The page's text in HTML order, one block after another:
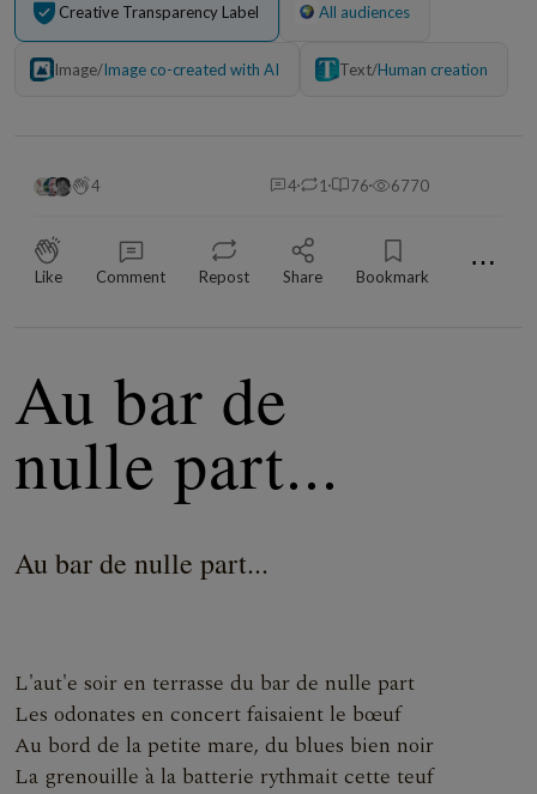
Creative Transparency Label All audiences
Image/Image co-created with AI Text/Human creation
4 4 1 76 6770
Like Comment Repost Share Bookmark ⋯
Au bar de
nulle part...
Au bar de nulle part...
L'aut'e soir en terrasse du bar de nulle part
Les odonates en concert faisaient le bœuf
Au bord de la petite mare, du blues bien noir
La grenouille à la batterie rythmait cette teuf